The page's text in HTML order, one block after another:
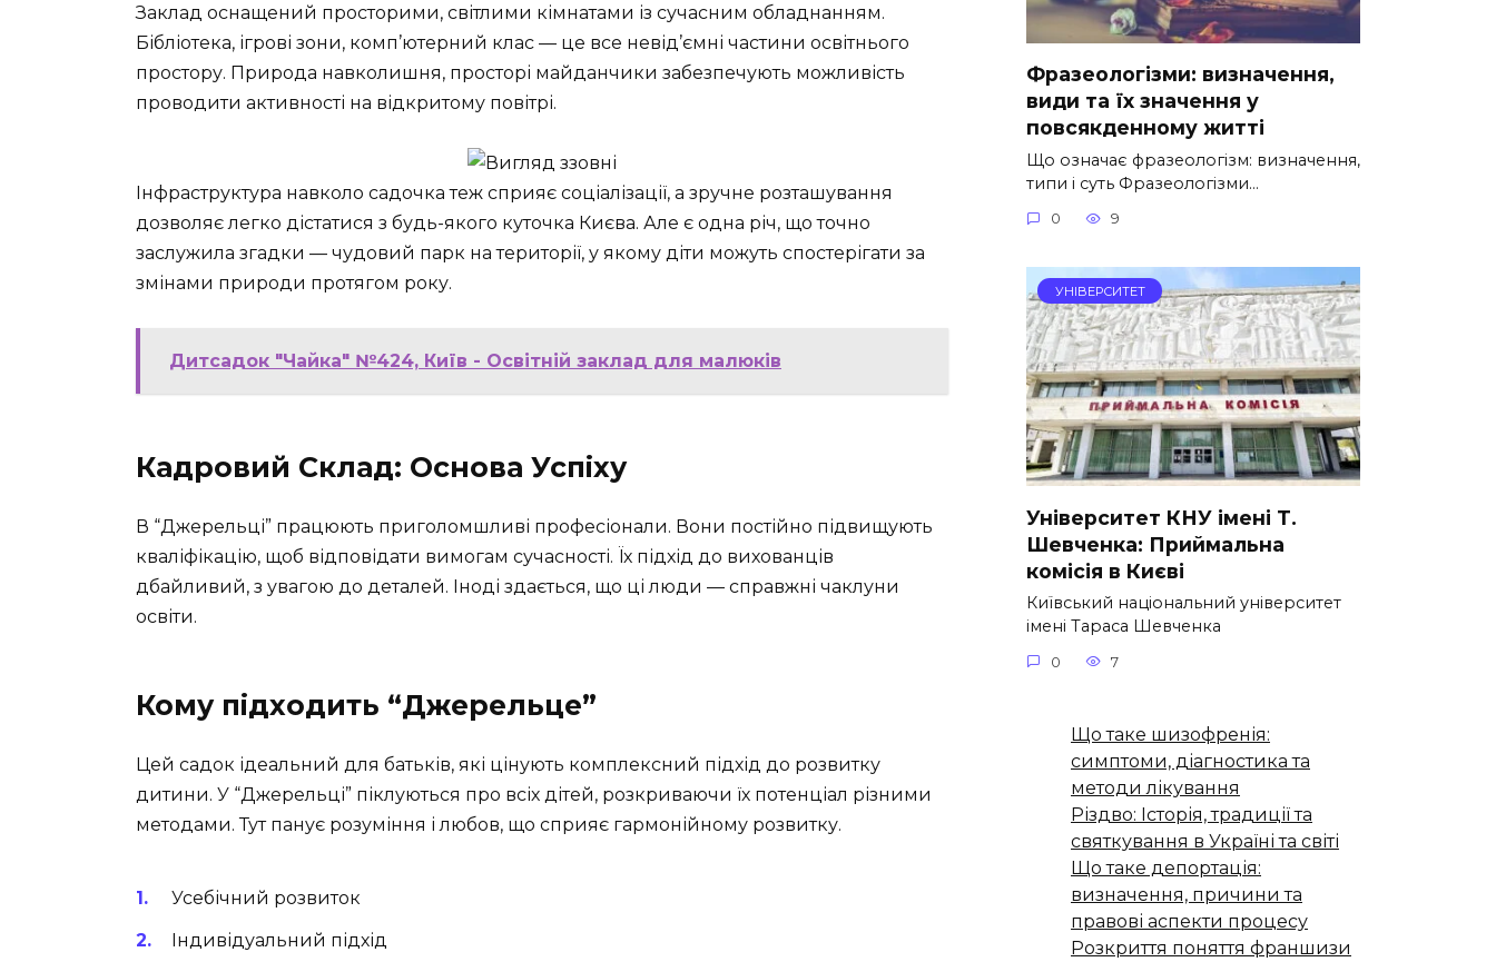
Заклад оснащений просторими, світлими кімнатами із сучасним обладнанням.
Бібліотека, ігрові зони, комп’ютерний клас — це все невід’ємні частини освітнього
простору. Природа навколишня, просторі майданчики забезпечують можливість
проводити активності на відкритому повітрі.
Інфраструктура навколо садочка теж сприяє соціалізації, а зручне розташування
дозволяє легко дістатися з будь-якого куточка Києва. Але є одна річ, що точно
заслужила згадки — чудовий парк на території, у якому діти можуть спостерігати за
змінами природи протягом року.
Дитсадок "Чайка" №424, Київ - Освітній заклад для малюків
Кадровий Склад: Основа Успіху
В “Джерельці” працюють приголомшливі професіонали. Вони постійно підвищують
кваліфікацію, щоб відповідати вимогам сучасності. Їх підхід до вихованців
дбайливий, з увагою до деталей. Іноді здається, що ці люди — справжні чаклуни
освіти.
Кому підходить “Джерельце”
Цей садок ідеальний для батьків, які цінують комплексний підхід до розвитку
дитини. У “Джерельці” піклуються про всіх дітей, розкриваючи їх потенціал різними
методами. Тут панує розуміння і любов, що сприяє гармонійному розвитку.
Усебічний розвиток
Індивідуальний підхід
Фразеологізми: визначення,
види та їх значення у
повсякденному житті
Що означає фразеологізм: визначення,
типи і суть Фразеологізми…
0 9
УНІВЕРСИТЕТ
Університет КНУ імені Т.
Шевченка: Приймальна
комісія в Києві
Київський національний університет
імені Тараса Шевченка
0 7
Що таке шизофренія:
симптоми, діагностика та
методи лікування
Різдво: Історія, традиції та
святкування в Україні та світі
Що таке депортація:
визначення, причини та
правові аспекти процесу
Розкриття поняття франшизи